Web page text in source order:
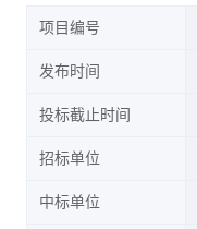
项目编号
发布时间
投标截止时间
招标单位
中标单位